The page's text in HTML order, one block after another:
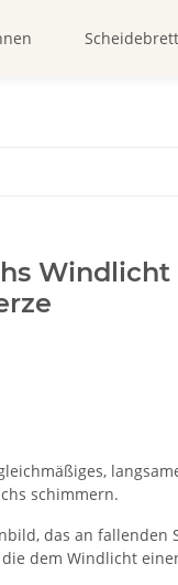
schimmern.
das an fallenden
dem Windlicht